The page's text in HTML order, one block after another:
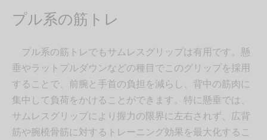
プル系の筋トレ
プル系の筋トレでもサムレスグリップは有用です。懸
垂やラットプルダウンなどの種目でこのグリップを採用
することで、前腕と手首の負担を減らし、背中の筋肉に
集中して負荷をかけることができます。特に懸垂では、
サムレスグリップにより握力の限界に左右されず、広背
筋や腕橈骨筋に対するトレーニング効果を最大化するこ